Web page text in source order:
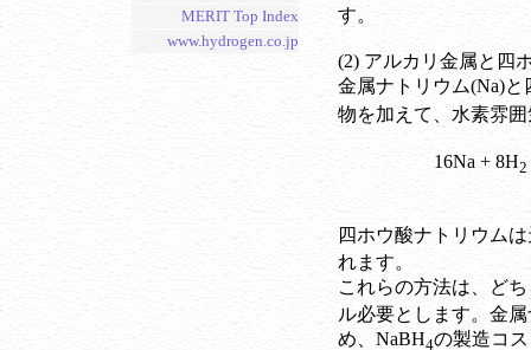
MERIT Top Index
www.hydrogen.co.jp
す。
(2) アルカリ金属と四
金属ナトリウム(Na)
物を加えて、水素雰
16Na + 8H2
四ホウ酸ナトリウム
れます。
これらの方法は、ど
ル必要とします。金
め、NaBH4の製造コ